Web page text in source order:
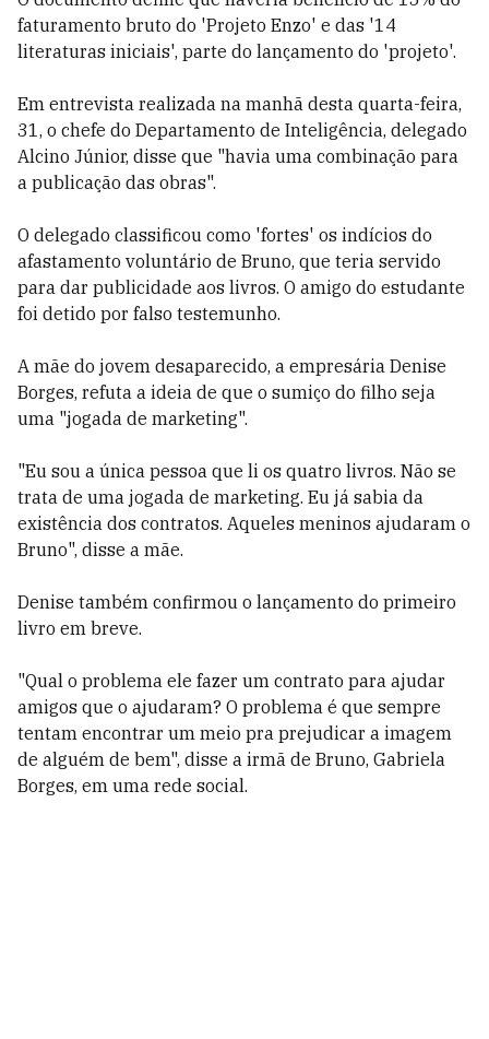
faturamento bruto do 'Projeto Enzo' e das '14
literaturas iniciais', parte do lançamento do 'projeto'.
Em entrevista realizada na manhã desta quarta-feira,
31, o chefe do Departamento de Inteligência, delegado
Alcino Júnior, disse que "havia uma combinação para
a publicação das obras".
O delegado classificou como 'fortes' os indícios do
afastamento voluntário de Bruno, que teria servido
para dar publicidade aos livros. O amigo do estudante
foi detido por falso testemunho.
A mãe do jovem desaparecido, a empresária Denise
Borges, refuta a ideia de que o sumiço do filho seja
uma "jogada de marketing".
"Eu sou a única pessoa que li os quatro livros. Não se
trata de uma jogada de marketing. Eu já sabia da
existência dos contratos. Aqueles meninos ajudaram o
Bruno", disse a mãe.
Denise também confirmou o lançamento do primeiro
livro em breve.
"Qual o problema ele fazer um contrato para ajudar
amigos que o ajudaram? O problema é que sempre
tentam encontrar um meio pra prejudicar a imagem
de alguém de bem", disse a irmã de Bruno, Gabriela
Borges, em uma rede social.